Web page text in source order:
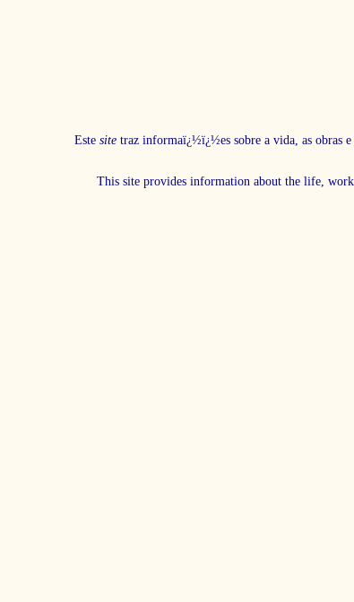
Este sitetraz informaï¿½ï¿½es sobre a vida, as obras
This site provides information about the life,